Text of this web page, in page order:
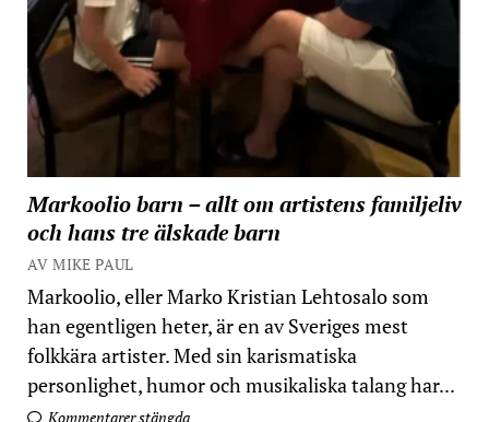
Markoolio barn – allt om artistens familjeliv
och hans tre älskade barn
AV MIKE PAUL
Markoolio, eller Marko Kristian Lehtosalo som
han egentligen heter, är en av Sveriges mest
folkkära artister. Med sin karismatiska
personlighet, humor och musikaliska talang har...
Kommentarer stängda